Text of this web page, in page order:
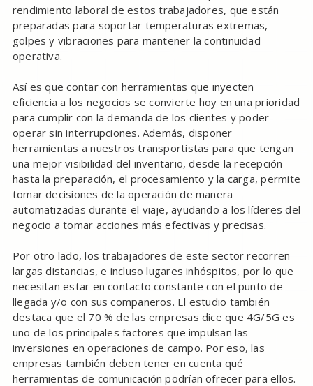
rendimiento laboral de estos trabajadores, que están
preparadas para soportar temperaturas extremas,
golpes y vibraciones para mantener la continuidad
operativa.
Así es que contar con herramientas que inyecten
eficiencia a los negocios se convierte hoy en una prioridad
para cumplir con la demanda de los clientes y poder
operar sin interrupciones. Además, disponer
herramientas a nuestros transportistas para que tengan
una mejor visibilidad del inventario, desde la recepción
hasta la preparación, el procesamiento y la carga, permite
tomar decisiones de la operación de manera
automatizadas durante el viaje, ayudando a los líderes del
negocio a tomar acciones más efectivas y precisas.
Por otro lado, los trabajadores de este sector recorren
largas distancias, e incluso lugares inhóspitos, por lo que
necesitan estar en contacto constante con el punto de
llegada y/o con sus compañeros. El estudio también
destaca que el 70 % de las empresas dice que 4G/5G es
uno de los principales factores que impulsan las
inversiones en operaciones de campo. Por eso, las
empresas también deben tener en cuenta qué
herramientas de comunicación podrían ofrecer para ellos.